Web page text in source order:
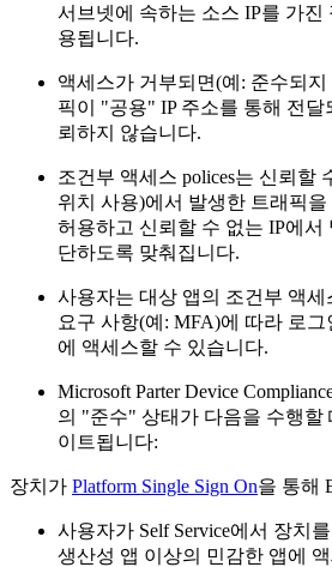
서브넷에 속하는 소스 IP를 가진
용됩니다.
액세스가 거부되면(예: 준수되
픽이 "공용" IP 주소를 통해 전달
뢰하지 않습니다.
조건부 액세스 polices는 신뢰할
위치 사용)에서 발생한 트래픽
허용하고 신뢰할 수 없는 IP에서
단하도록 맞춰집니다.
사용자는 대상 앱의 조건부 액
요구 사항(예: MFA)에 따라 로
에 액세스할 수 있습니다.
Microsoft Parter Device
의 "준수" 상태가 다음을 수행할
이트됩니다:
장치가 Platform Single Sign On을 통해
사용자가 Self Service에서 장치
생산성 앱 이상의 민감한 앱에